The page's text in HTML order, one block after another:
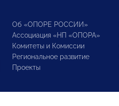
Об «ОПОРЕ РОССИИ»
Ассоциация «НП «ОПОРА»
Комитеты и Комиссии
Региональное развитие
Проекты